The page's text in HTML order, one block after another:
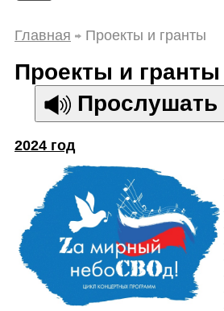
Главная Проекты и гранты
Проекты и гранты
Прослушать
2024 год